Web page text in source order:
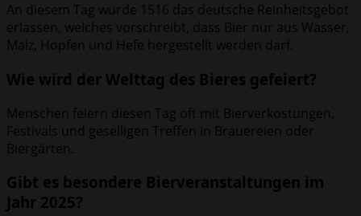
An diesem Tag wurde 1516 das deutsche Reinheitsgebot
erlassen, welches vorschreibt, dass Bier nur aus Wasser,
Malz, Hopfen und Hefe hergestellt werden darf.
Wie wird der Welttag des Bieres gefeiert?
Menschen feiern diesen Tag oft mit Bierverkostungen,
Festivals und geselligen Treffen in Brauereien oder
Biergärten.
Gibt es besondere Bierveranstaltungen im
Jahr 2025?